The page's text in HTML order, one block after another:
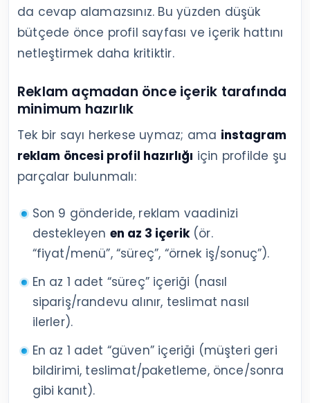
da cevap alamazsınız. Bu yüzden düşük
bütçede önce profil sayfası ve içerik hattını
netleştirmek daha kritiktir.
Reklam açmadan önce içerik tarafında
minimum hazırlık
Tek bir sayı herkese uymaz; ama instagram
reklam öncesi profil hazırlığı için profilde şu
parçalar bulunmalı:
Son 9 gönderide, reklam vaadinizi
destekleyen en az 3 içerik(ör.
“fiyat/menü”, “süreç”, “örnek iş/sonuç”).
En az 1 adet “süreç” içeriği (nasıl
sipariş/randevu alınır, teslimat nasıl
ilerler).
En az 1 adet “güven” içeriği (müşteri geri
bildirimi, teslimat/paketleme, önce/sonra
gibi kanıt).